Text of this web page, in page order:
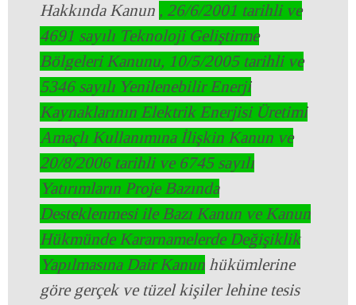
Hakkında Kanun , 26/6/2001 tarihli ve
4691 sayılı Teknoloji Geliştirme
Bölgeleri Kanunu, 10/5/2005 tarihli ve
5346 sayılı Yenilenebilir Enerji
Kaynaklarının Elektrik Enerjisi Üretimi
Amaçlı Kullanımına İlişkin Kanun ve
20/8/2006 tarihli ve 6745 sayılı
Yatırımların Proje Bazında
Desteklenmesi ile Bazı Kanun ve Kanun
Hükmünde Kararnamelerde Değişiklik
Yapılmasına Dair Kanun hükümlerine
göre gerçek ve tüzel kişiler lehine tesis